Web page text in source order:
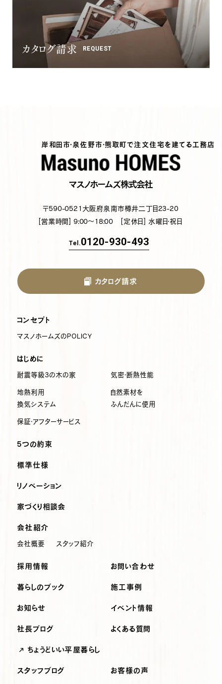
カタログ請求 REQUEST
岸和田市・泉佐野市・熊取町で注文住宅を建てる工務店
マスノホームズ株式会社
〒590-0521 大阪府泉南市樽井二丁目23-20
[営業時間] 9:00～18:00 [定休日] 水曜日・祝日
Tel.0120-930-493
カタログ請求
コンセプト
マスノホームズのPOLICY
はじめに
耐震等級3の木の家 気密・断熱性能
地熱利用
換気システム
自然素材を
ふんだんに使用
保証・アフターサービス
5つの約束
標準仕様
リノベーション
家づくり相談会
会社紹介
会社概要 スタッフ紹介
採用情報 お問い合わせ
暮らしのブック 施工事例
お知らせ
社長ブログ
イベント情報
よくある質問
ちょうどいい平屋暮らし
スタッフブログ お客様の声